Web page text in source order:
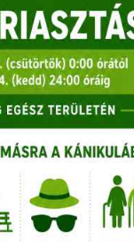
HÍREK
VÁLASZTÁSOK